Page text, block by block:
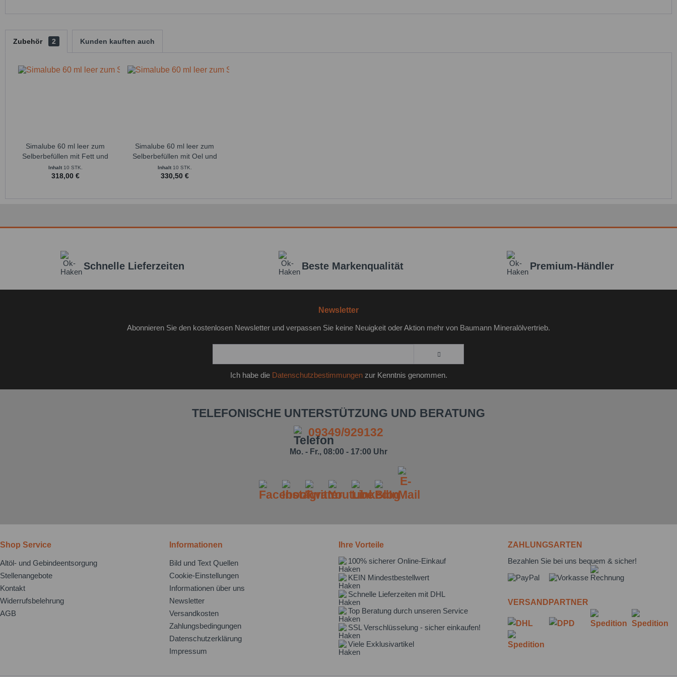
Zubehör 2 Kunden kauften auch
Simalube 60 ml leer zum
Selberbefüllen mit Fett und
Antriebskopf - SL00 60
Inhalt 10 STK.
318,00 €
Simalube 60 ml leer zum
Selberbefüllen mit Oel und
Antriebskopf - SL00-1 60
Inhalt 10 STK.
330,50 €
Schnelle Lieferzeiten Beste Markenqualität Premium-Händler
Newsletter
Abonnieren Sie den kostenlosen Newsletter und verpassen Sie keine Neuigkeit oder Aktion mehr von Baumann Mineralölvertrieb.
Ich habe die Datenschutzbestimmungenzur Kenntnis genommen.
TELEFONISCHE UNTERSTÜTZUNG UND BERATUNG
09349/929132
Mo. - Fr., 08:00 - 17:00 Uhr
Shop Service
Altöl- und Gebindeentsorgung
Stellenangebote
Kontakt
Widerrufsbelehrung
AGB
Informationen
Bild und Text Quellen
Cookie-Einstellungen
Informationen über uns
Newsletter
Versandkosten
Zahlungsbedingungen
Datenschutzerklärung
Impressum
Ihre Vorteile
100% sicherer Online-Einkauf
KEIN Mindestbestellwert
Schnelle Lieferzeiten mit DHL
Top Beratung durch unseren Service
SSL Verschlüsselung - sicher einkaufen!
Viele Exklusivartikel
ZAHLUNGSARTEN
Bezahlen Sie bei uns bequem & sicher!
VERSANDPARTNER